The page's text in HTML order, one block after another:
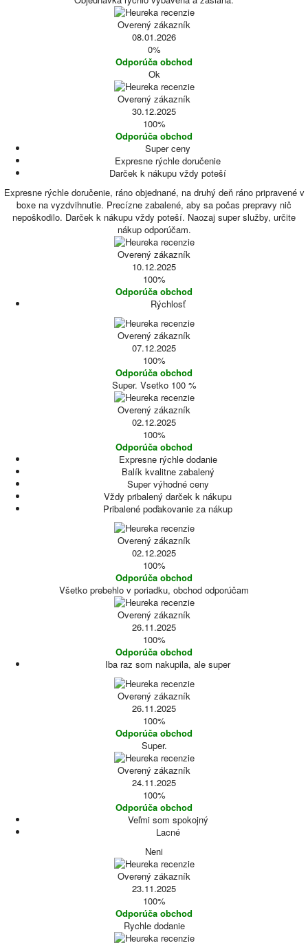
Overený zákazník
08.01.2026
0%
Odporúča obchod
Ok
Overený zákazník
30.12.2025
100%
Odporúča obchod
Super ceny
Expresne rýchle doručenie
Darček k nákupu vždy poteší
Expresne rýchle doručenie, ráno objednané, na druhý deň ráno pripravené v
boxe na vyzdvihnutie. Precízne zabalené, aby sa počas prepravy nič
nepoškodilo. Darček k nákupu vždy poteší. Naozaj super služby, určite
nákup odporúčam.
Overený zákazník
10.12.2025
100%
Odporúča obchod
Rýchlosť
Overený zákazník
07.12.2025
100%
Odporúča obchod
Super. Vsetko 100 %
Overený zákazník
02.12.2025
100%
Odporúča obchod
Expresne rýchle dodanie
Balík kvalitne zabalený
Super výhodné ceny
Vždy pribalený darček k nákupu
Pribalené poďakovanie za nákup
Overený zákazník
02.12.2025
100%
Odporúča obchod
Všetko prebehlo v poriadku, obchod odporúčam
Overený zákazník
26.11.2025
100%
Odporúča obchod
Iba raz som nakupila, ale super
Overený zákazník
26.11.2025
100%
Odporúča obchod
Super.
Overený zákazník
24.11.2025
100%
Odporúča obchod
Veľmi som spokojný
Lacné
Neni
Overený zákazník
23.11.2025
100%
Odporúča obchod
Rychle dodanie